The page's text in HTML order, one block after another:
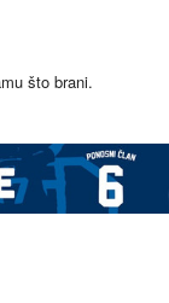
što brani.